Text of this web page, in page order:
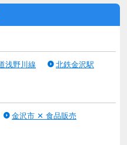
答えるだけです！
きます！
や疑問もたくさんあると思い
問合せや面接時にご確認くだ
浅野川線 北鉄金沢駅
金沢市 ✕ 食品販売